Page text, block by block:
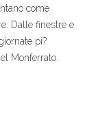
come
Dalle finestre e
pi?
Monferrato.